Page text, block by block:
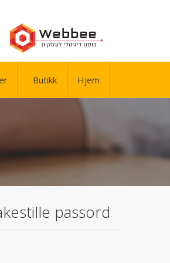
Hjem
Butikk
passord